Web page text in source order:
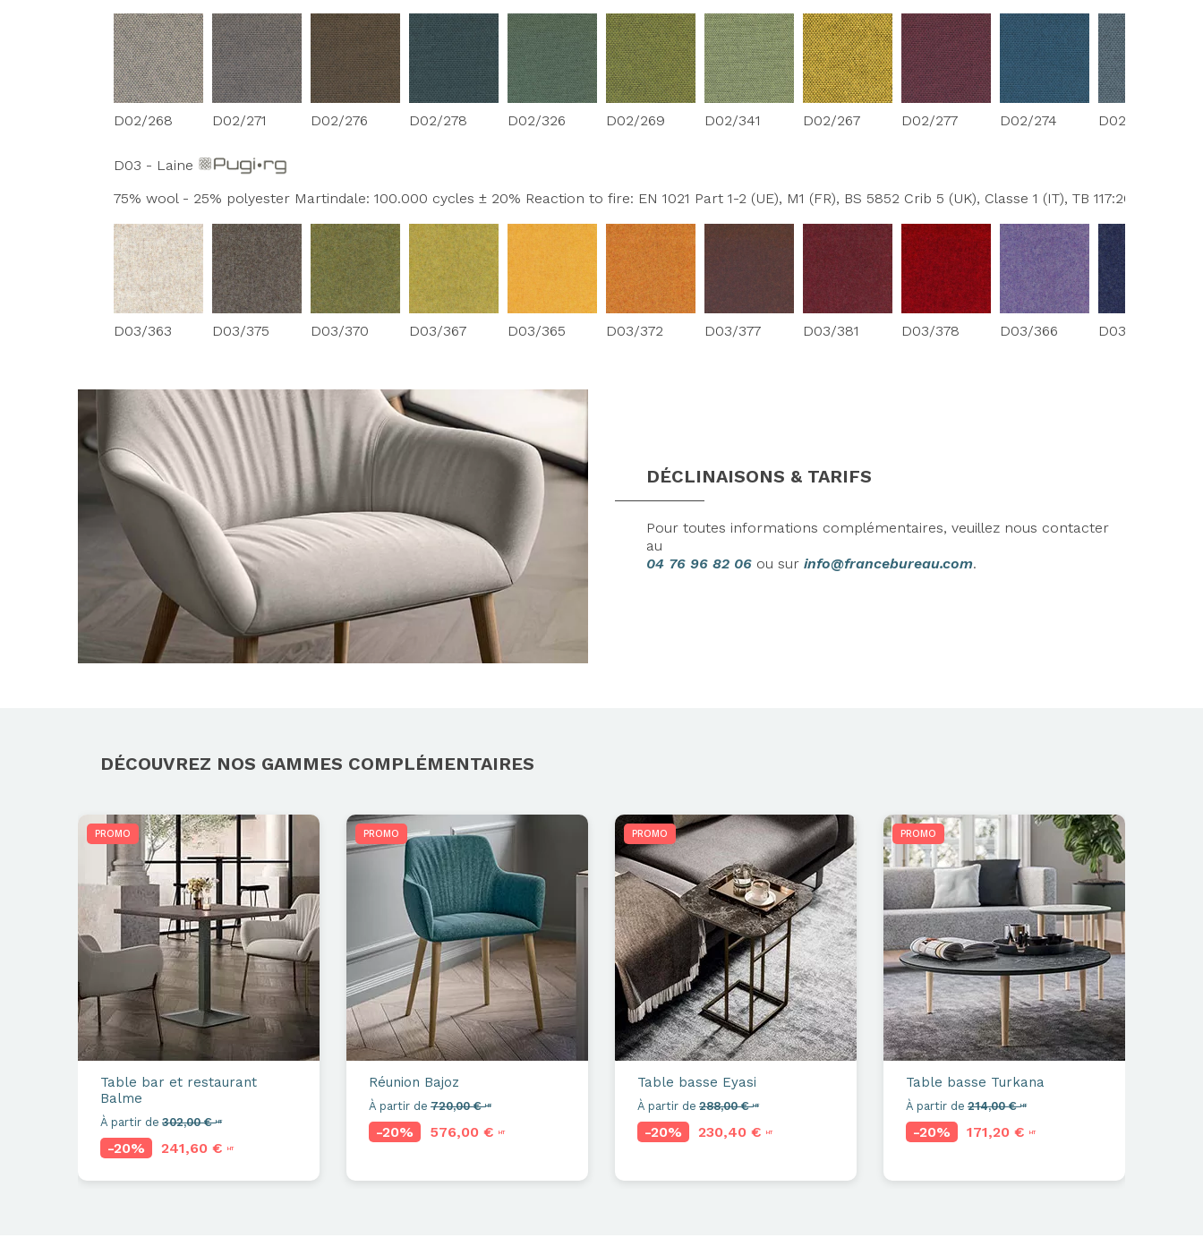
Axeptio consent
D02/268 D02/271 D02/276 D02/278 D02/326 D02/269 D02/341 D02/267 D02/277 D02/274 D02/272
D03 - Laine
75% wool - 25% polyester Martindale: 100.000 cycles ± 20% Reaction to fire: EN 1021 Part 1-2 (UE), M1 (FR), BS 5852 Crib 5 (UK), Classe 1 (IT), TB 117:2013 (USA)
D03/363 D03/375 D03/370 D03/367 D03/365 D03/372 D03/377 D03/381 D03/378 D03/366 D03/380
DÉCLINAISONS & TARIFS
Pour toutes informations complémentaires, veuillez nous contacter
au
04 76 96 82 06 ou sur info@francebureau.com.
DÉCOUVREZ NOS GAMMES COMPLÉMENTAIRES
PROMO
Table bar et restaurant
Balme
À partir de 302,00 €HT
-20% 241,60 € HT
PROMO
Réunion Bajoz
À partir de 720,00 €HT
-20% 576,00 € HT
PROMO
Table basse Eyasi
À partir de 288,00 €HT
-20% 230,40 € HT
PROMO
Table basse Turkana
À partir de 214,00 €HT
-20% 171,20 € HT